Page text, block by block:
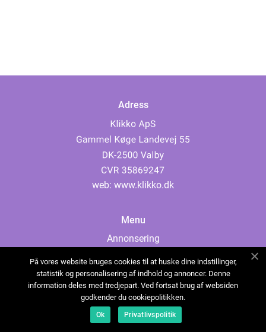
Adress
web: www.klikko.dk
Menu
Annonsering
Cookies
Kontakta oss
Sitemap
På vores website bruges cookies til at huske dine indstillinger,
statistik og personalisering af indhold og annoncer. Denne
information deles med tredjepart. Ved fortsat brug af websiden
godkender du cookiepolitikken.
Ok Privatlivspolitik